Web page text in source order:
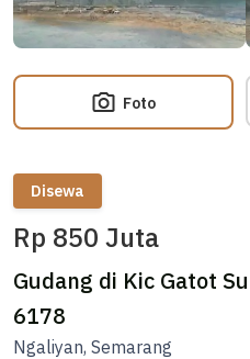
Foto
Disewa
Rp 850 Juta
Gudang di Kic Gatot
6178
Ngaliyan, Semarang